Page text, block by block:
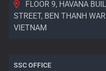
FLOOR 9, HAVANA
STREET, BEN THANH
VIETNAM
SSC OFFICE